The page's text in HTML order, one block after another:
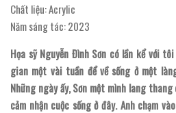
Chất liệu: Acrylic
Năm sáng tác: 2023
Họa sỹ Nguyễn Đình Sơn có lần kể với
gian một vài tuần để về sống ở một
Những ngày ấy, Sơn một mình lang
cảm nhận cuộc sống ở đây. Anh chạm